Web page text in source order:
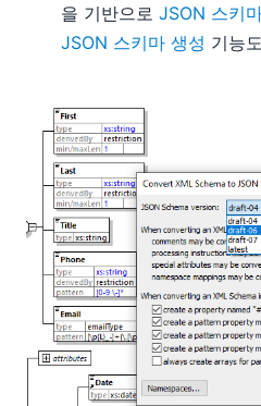
을 기반으로 JSON 스키
JSON 스키마 생성 기능